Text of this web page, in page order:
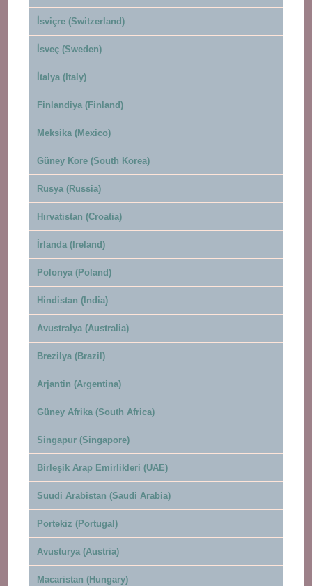
İsviçre (Switzerland)
İsveç (Sweden)
İtalya (Italy)
Finlandiya (Finland)
Meksika (Mexico)
Güney Kore (South Korea)
Rusya (Russia)
Hırvatistan (Croatia)
İrlanda (Ireland)
Polonya (Poland)
Hindistan (India)
Avustralya (Australia)
Brezilya (Brazil)
Arjantin (Argentina)
Güney Afrika (South Africa)
Singapur (Singapore)
Birleşik Arap Emirlikleri (UAE)
Suudi Arabistan (Saudi Arabia)
Portekiz (Portugal)
Avusturya (Austria)
Macaristan (Hungary)